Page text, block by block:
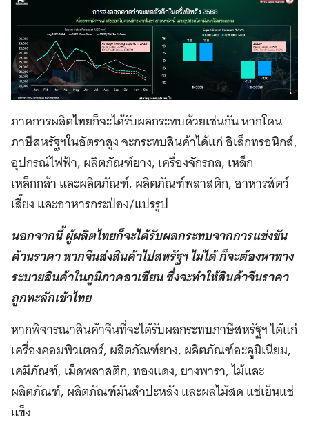
ภาคการผลิตไทยก็จะได้รับผลกระทบด้วยเช่นกัน หากโดน
ภาษีสหรัฐฯในอัตราสูง จะกระทบสินค้าได้แก่ อิเล็กทรอนิกส์,
อุปกรณ์ไฟฟ้า, ผลิตภัณฑ์ยาง, เครื่องจักรกล, เหล็ก
เหล็กกล้า และผลิตภัณฑ์, ผลิตภัณฑ์พลาสติก, อาหารสัตว์
เลี้ยง และอาหารกระป๋อง/แปรรูป
นอกจากนี้ ผู้ผลิตไทยก็จะได้รับผลกระทบจากการแข่งขัน
ด้านราคา หากจีนส่งสินค้าไปสหรัฐฯ ไม่ได้ ก็จะต้องหาทาง
ระบายสินค้าในภูมิภาคอาเซียน ซึ่งจะทำให้สินค้าจีนราคา
ถูกทะลักเข้าไทย
หากพิจารณาสินค้าจีนที่จะได้รับผลกระทบภาษีสหรัฐฯ ได้แก่
เครื่องคอมพิวเตอร์, ผลิตภัณฑ์ยาง, ผลิตภัณฑ์อะลูมิเนียม,
เคมีภัณฑ์, เม็ดพลาสติก, ทองแดง, ยางพารา, ไม้และ
ผลิตภัณฑ์, ผลิตภัณฑ์มันสำปะหลัง และผลไม้สด แช่เย็นแช่
แข็ง